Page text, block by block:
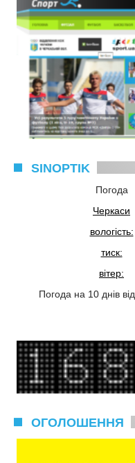
SINOPTIK
Погода
Черкаси
вологість:
тиск:
вітер:
Погода на 10 днів від
ОГОЛОШЕННЯ